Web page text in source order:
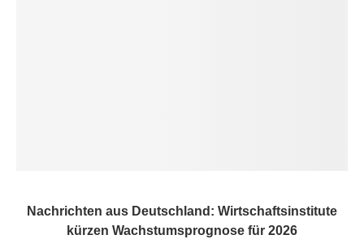
Nachrichten aus Deutschland: Wirtschaftsinstitute
kürzen Wachstumsprognose für 2026